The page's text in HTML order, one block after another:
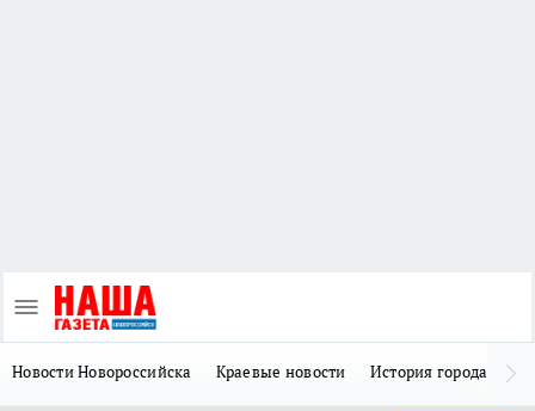
Новости Новороссийска Краевые новости История города Н